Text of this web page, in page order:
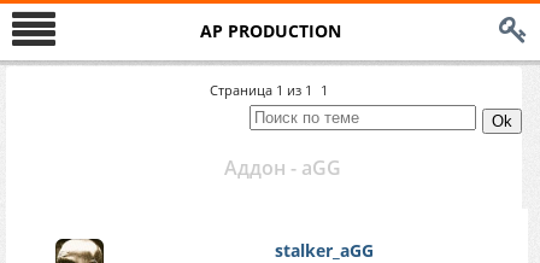
AP PRODUCTION
Страница 1 из 1 1
Аддон - aGG
stalker_aGG